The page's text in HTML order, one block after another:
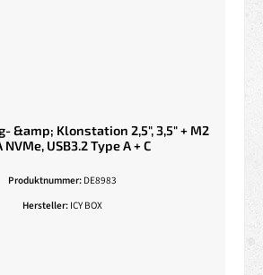
Klonstation 2,5", 3,5" + M2
NVMe, USB3.2 Type A + C
Produktnummer: DE8983
Hersteller: ICY BOX